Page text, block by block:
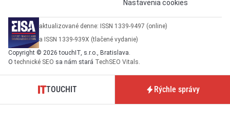
Nastavenia cookies
aktualizované denne: ISSN 1339-9497 (online)
a ISSN 1339-939X (tlačené vydanie)
Copyright © 2026 touchIT, s.r.o., Bratislava.
Otechnické SEO sa nám stará TechSEO Vitals
TOUCHIT Rýchle správy